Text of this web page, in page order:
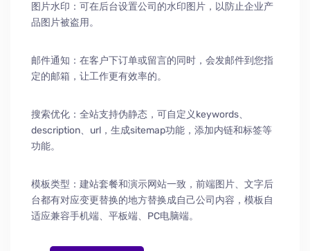
图片水印：可在后台设置公司的水印图片，以防止企业产
品图片被盗用。
邮件通知：在客户下订单或留言的同时，会发邮件到您指
定的邮箱，让工作更有效率的。
搜索优化：全站支持伪静态，可自定义keywords、
description、url，生成sitemap功能，添加内链和标签等
功能。
模板类型：建站套餐和演示网站一致，前端图片、文字后
台都有对应变更替换的地方替换成自己公司内容，模板自
适应兼容手机端、平板端、PC电脑端。